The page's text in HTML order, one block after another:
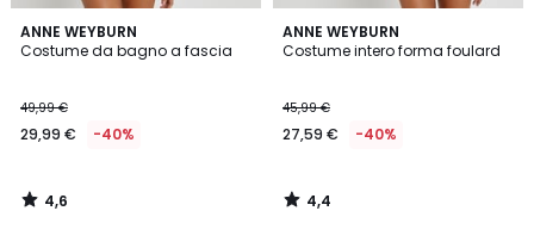
ANNE WEYBURN
Costume da bagno a fascia
49,99 €
29,99 € -40%
4,6
/ 5
4,6
/
ANNE WEYBURN
Costume intero forma foulard
45,99 €
27,59 € -40%
4,4
/ 5
4,4
/